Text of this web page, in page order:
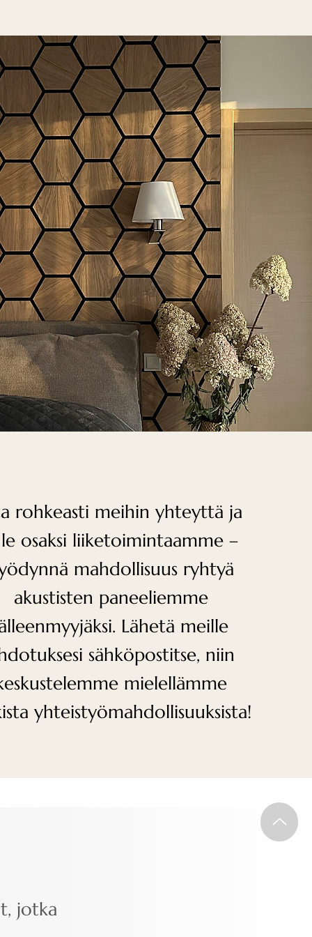
rohkeasti meihin yhteyttä ja
osaksi liiketoimintaamme –
mahdollisuus ryhtyä
akustisten paneeliemme
Lähetä meille
sähköpostitse, niin
mielellämme
yhteistyömahdollisuuksista!
jotka